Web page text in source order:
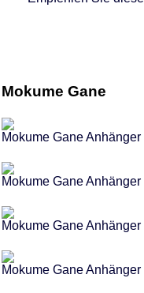
Mokume Gane
Mokume Gane
Mokume Gane
Mokume Gane
Mokume Gane